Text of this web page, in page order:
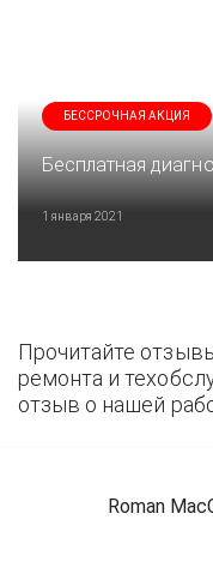
БЕССРОЧНАЯ АКЦИЯ
Бесплатная
1 января 2021
Прочитайте
ремонта и
отзыв о нашей
Roman